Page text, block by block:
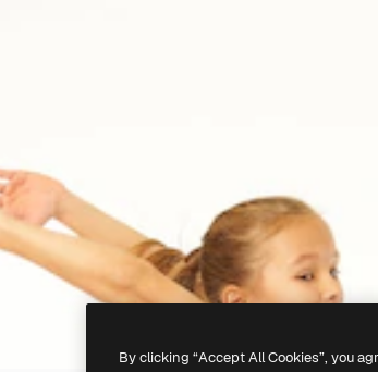
By clicking “Accept All Cookies”, you